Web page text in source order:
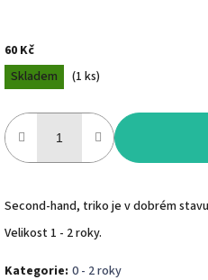
60 Kč
Měrná
cena:
Skladem (1 ks)
Second-hand, triko je v dobrém
Velikost 1 - 2 roky.
Kategorie: 0 - 2 roky